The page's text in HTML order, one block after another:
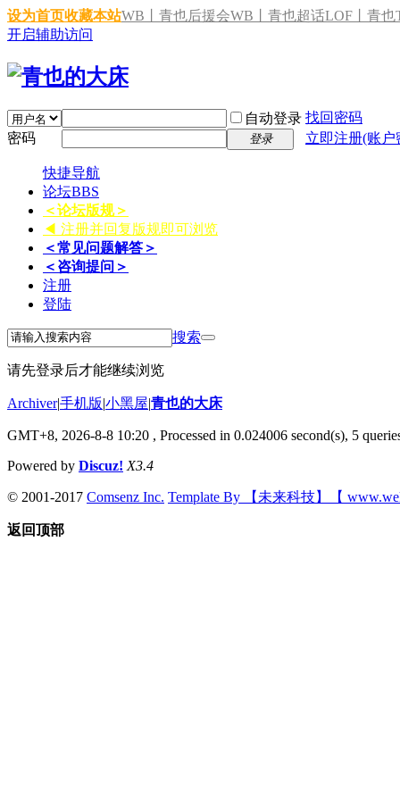
设为首页收藏本站WB丨青也后援会WB丨青也超话LOF丨青也
开启辅助访问
自动登录 找回密码
密码
登录 立即注册(账
快捷导航
论坛BBS
＜论坛版规＞
◀ 注册并回复版规即可浏览
＜常见问题解答＞
＜咨询提问＞
注册
登陆
搜索
请先登录后才能继续浏览
Archiver|手机版|小黑屋|青也的大床
GMT+8, 2026-8-8 10:20 , Processed in 0.024006 second(s), 5
Powered by Discuz! X3.4
© 2001-2017 Comsenz Inc. Template By 【未来科技】【
返回顶部